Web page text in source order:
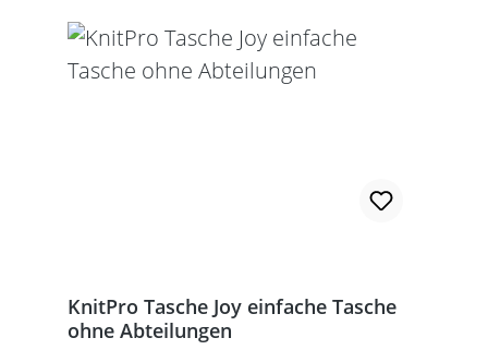
KnitPro Tasche Joy einfache Tasche
ohne Abteilungen